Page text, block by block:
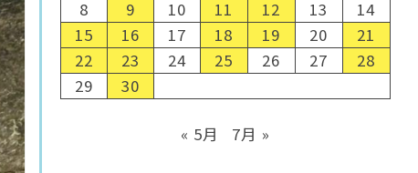
8
9 10 11 12 13
14
15
16 17 18 19 20
21
22
23 24 25 26 27
28
29
30
« 5月 7月 »